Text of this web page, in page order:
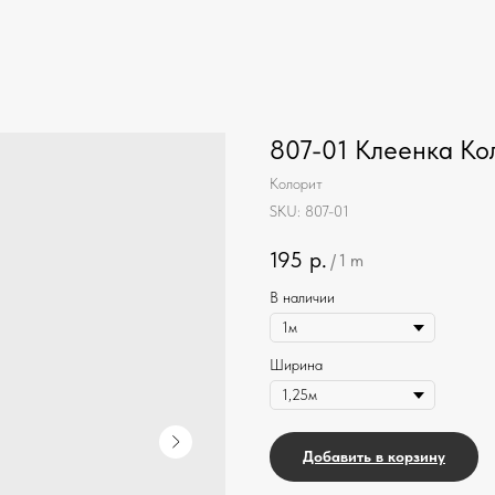
807-01 Клеенка
Колорит
SKU: 807-01
195 р. / 1 m
В наличии
Ширина
Добавить в корзину